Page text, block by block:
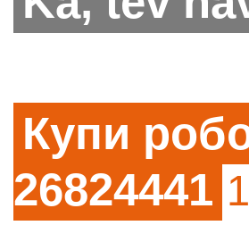
Купи
26824441